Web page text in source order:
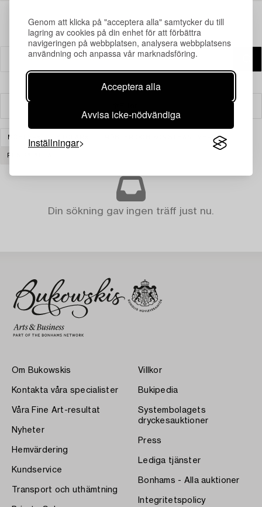
Genom att klicka på "acceptera alla" samtycker du till
lagring av cookies på din enhet för att förbättra
navigeringen på webbplatsen, analysera webbplatsens
användning och anpassa vår marknadsföring.
Acceptera alla
Avvisa icke-nödvändiga
Inställningar
MÖBLER MÖBLER OCH KONSTHANTVERK
RENSA ALLA
Din sökning gav ingen träff just nu.
Om Bukowskis
Kontakta våra specialister
Våra Fine Art-resultat
Nyheter
Hemvärdering
Kundservice
Transport och uthämtning
Villkor
Bukipedia
Systembolagets
dryckesauktioner
Press
Lediga tjänster
Bonhams - Alla auktioner
Integritetspolicy